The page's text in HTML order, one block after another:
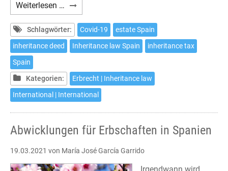
Weiterlesen … Procedures
to
inherit
in
Spain
Schlagwörter: Covid-19
estate Spain
inheritance deed
Inheritance law Spain
inheritance tax
Spain
Kategorien:
Erbrecht | Inheritance law
International | International
Abwicklungen für Erbschaften in Spanien
19.03.2021 von María José García Garrido